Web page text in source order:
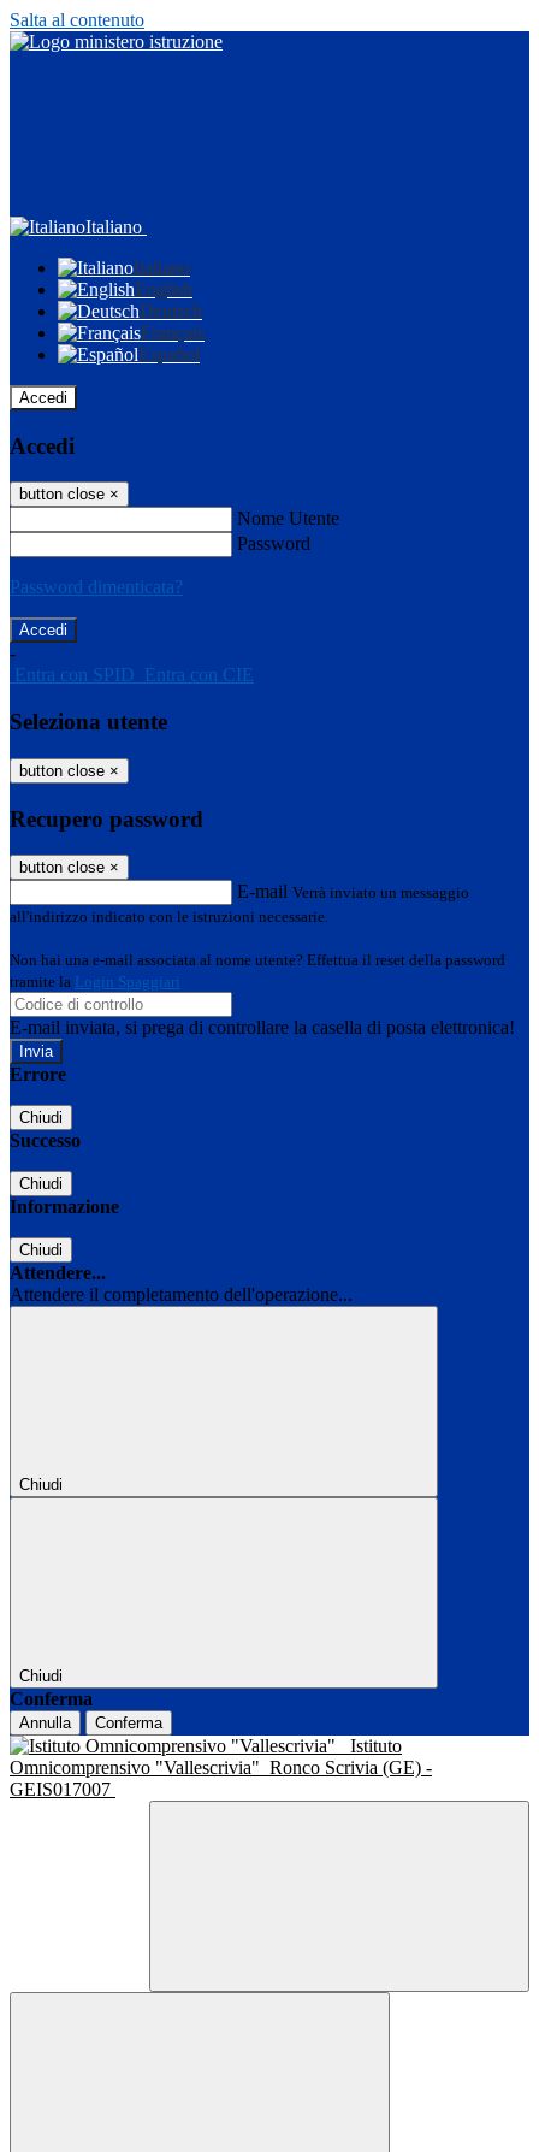
Salta al contenuto
Italiano
Italiano
English
Deutsch
Français
Español
Accedi
Accedi
button close ×
Nome Utente
Password
Password dimenticata?
-
Entra con SPID Entra con CIE
Seleziona utente
button close ×
Recupero password
button close ×
E-mail Verrà inviato un messaggio
all'indirizzo indicato con le istruzioni necessarie.
Non hai una e-mail associata al nome utente? Effettua il reset della password
tramite la Login Spaggiari
E-mail inviata, si prega di controllare la casella di posta elettronica!
Errore
Chiudi
Successo
Chiudi
Informazione
Chiudi
Attendere...
Attendere il completamento dell'operazione...
Chiudi
Chiudi
Conferma
Annulla Conferma
Istituto
Omnicomprensivo "Vallescrivia" Ronco Scrivia (GE) -
GEIS017007